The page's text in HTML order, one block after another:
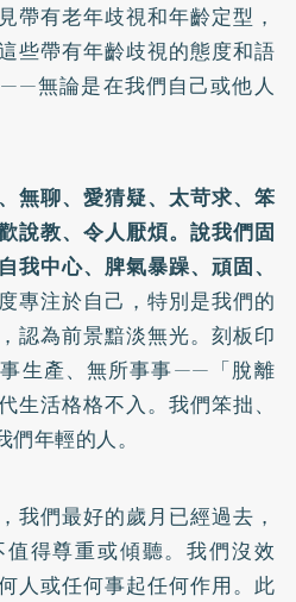
帶有老年歧視和年齡定型，
些帶有年齡歧視的態度和語
無論是在我們自己或他人
無聊、愛猜疑、太苛求、笨
說教、令人厭煩。說我們固
我中心、脾氣暴躁、頑固、
專注於自己，特別是我們的
認為前景黯淡無光。刻板印
生產、無所事事——「脫離
生活格格不入。我們笨拙、
年輕的人。
我們最好的歲月已經過去，
得尊重或傾聽。我們沒效
人或任何事起任何作用。此